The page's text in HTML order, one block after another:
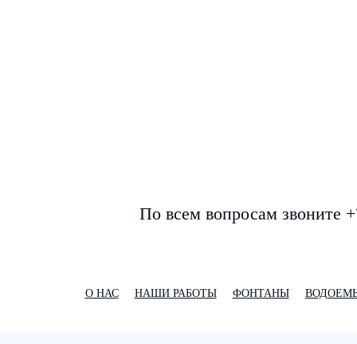
По всем вопросам звоните
О НАС НАШИ РАБОТЫ ФОНТАНЫ